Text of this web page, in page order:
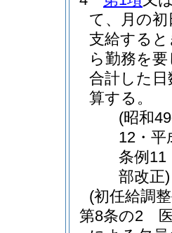
て、月の
支給する
ら勤務を
合計した
算する。
(昭和
12・平
条例11
部改正)
(初任給調
第8条の2